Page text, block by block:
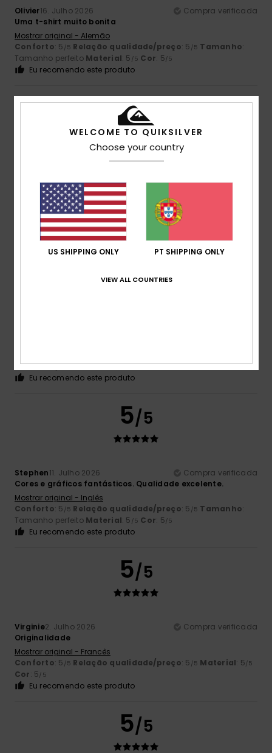
Olivier16. Julho 2026
Compra verificada
Uma t-shirt muito bonita
Mostrar original - Alemão
Conforto: 5 /5 Relação qualidade/preço: 5 /5 Tamanho:
Tamanho perfeito Material: 5 /5 Cor: 5/5
Eu recomendo este produto
5/5
com os saldos.
Mostrar original - Francês
Conforto: 5/5 Relação qualidade/preço: 5
/5
Tamanho perfeitoMaterial: 5 Cor: 5
Eu recomendo este produto
5/5
Stephen11. Julho 2026
Compra verificada
Cores e gráficos fantásticos. Qualidade excelente.
Mostrar original - Inglês
Conforto: 5 /5 Relação qualidade/preço: 5 /5 Tamanho:
Tamanho perfeito Material: 5 /5 Cor: 5/5
Eu recomendo este produto
5/5
Virginie2. Julho 2026
Compra verificada
Originalidade
Mostrar original - Francês
Conforto: 5 /5 Relação qualidade/preço: 5 /5 Material: 5/5
Cor: 5/5
Eu recomendo este produto
5/5
WELCOME TO QUIKSILVER
Choose your country
US SHIPPING ONLY PT SHIPPING ONLY
VIEW ALL COUNTRIES